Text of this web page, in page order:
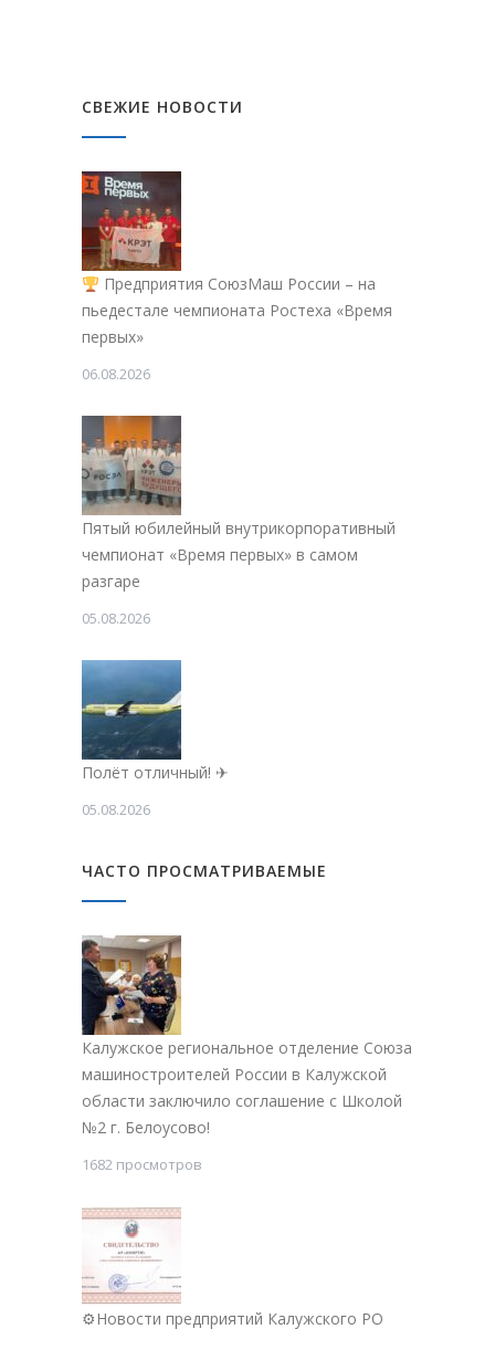
СВЕЖИЕ НОВОСТИ
Предприятия СоюзМаш России – на
пьедестале чемпионата Ростеха «Время
первых»
06.08.2026
Пятый юбилейный внутрикорпоративный
чемпионат «Время первых» в самом
разгаре
05.08.2026
Полёт отличный! ✈
05.08.2026
ЧАСТО ПРОСМАТРИВАЕМЫЕ
Калужское региональное отделение Союза
машиностроителей России в Калужской
области заключило соглашение с Школой
№2 г. Белоусово!
1682 просмотров
⚙Новости предприятий Калужского РО